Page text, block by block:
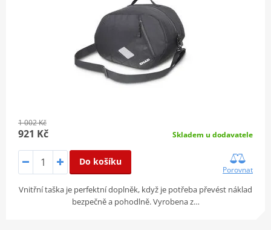
1 002 Kč
921 Kč Skladem u dodavatele
Do košíku
Porovnat
Vnitřní taška je perfektní doplněk, když je potřeba převést náklad
bezpečně a pohodlně. Vyrobena z…